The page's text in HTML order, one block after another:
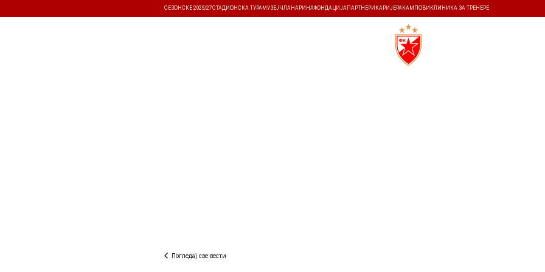
СЕЗОНСКЕ 2026/27СТАДИОНСКА ТУРА МУЗЕЈ ЧЛАНАРИНАФОНДАЦИЈА ПАРТНЕРИ КАРИЈЕРА КАМПОВИ КЛИНИКА ЗА ТРЕНЕРЕ
Погледај све вести